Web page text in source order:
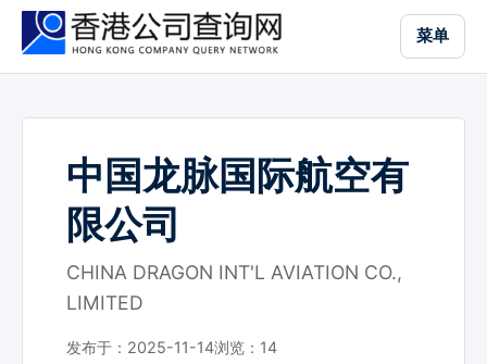
菜单
中国龙脉国际航空有
限公司
CHINA DRAGON INT'L AVIATION CO.,
LIMITED
发布于：2025-11-14浏览： 14